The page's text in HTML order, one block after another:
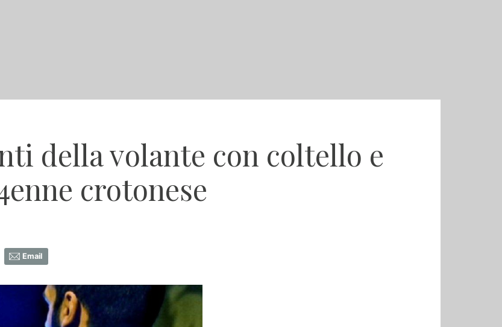
della volante con coltello e
crotonese
Email